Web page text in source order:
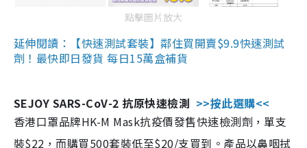
點擊圖片放大
延伸閱讀：【快速測試套裝】鄰住買開賣$9.9快速測試
劑！最快即日發貨 每日15萬盒補貨
SEJOY SARS-CoV-2 抗原快速檢測 >>按此選購<<
香港口罩品牌HK-M Mask抗疫價發售快速檢測劑，單支
裝$22，而購買500套裝低至$20/支買到。產品以鼻咽拭